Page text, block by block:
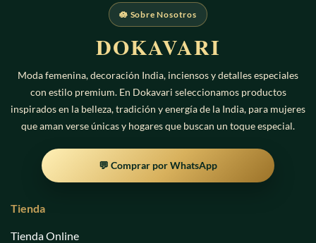
variantes.
elegir
en
la
página
pueden
elegir
en
de
producto
🪷 Sobre Nosotros
DOKAVARI
Moda femenina, decoración India, inciensos y detalles especiales
con estilo premium. En Dokavari seleccionamos productos
inspirados en la belleza, tradición y energía de la India, para mujeres
que aman verse únicas y hogares que buscan un toque especial.
💬 Comprar por WhatsApp
Tienda
Tienda Online